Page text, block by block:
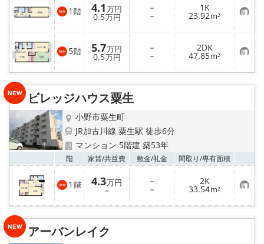
1 階 4.1万円
0.5万円
－
－
1K
23.92m² お
気
に
入
り
登
録
5階 5.7万円
0.5万円
－
－
2DK
47.85m² お
気
に
り
ビレッジハウス粟生
小野市粟生町
JR加古川線 粟生駅 徒歩6分
マンション 5階建 築53年
階 家賃/共益費 敷金/礼金 間取り/専有面積
1 階 4.3万円
－
－
－
2K
33.54m² お
気
に
り
アーバンレイク